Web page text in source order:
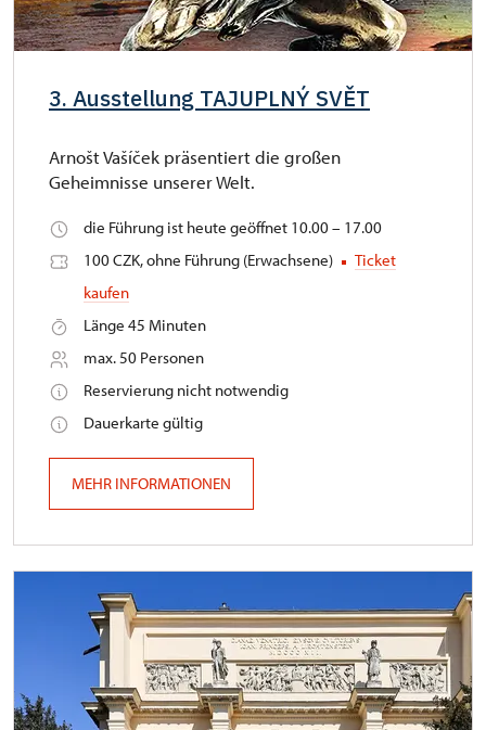
3. Ausstellung TAJUPLNÝ SVĚT
Arnošt Vašíček präsentiert die großen
Geheimnisse unserer Welt.
die Führung ist heute geöffnet 10.00 – 17.00
100 CZK, ohne Führung (Erwachsene)
Ticket
kaufen
Länge 45 Minuten
max. 50 Personen
Reservierung nicht notwendig
Dauerkarte gültig
MEHR INFORMATIONEN